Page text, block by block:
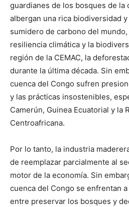
guardianes de los bosques de la
albergan una rica biodiversidad
sumidero de carbono del
resiliencia climática y la
región de la CEMAC, la
durante la última década. Sin
cuenca del Congo sufren
y las prácticas insostenibles,
Camerún, Guinea Ecuatorial y la
Centroafricana.
Por lo tanto, la industria
de reemplazar parcialmente al
motor de la economía. Sin
cuenca del Congo se enfrentan
entre preservar los bosques y